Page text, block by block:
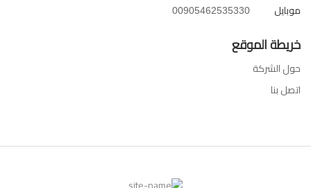
موبايل
00905462535330
خريطة الموقع
حول الشركة
اتصل بنا